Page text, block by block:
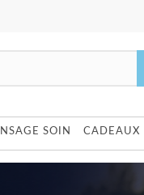
SOIN CADEAUX